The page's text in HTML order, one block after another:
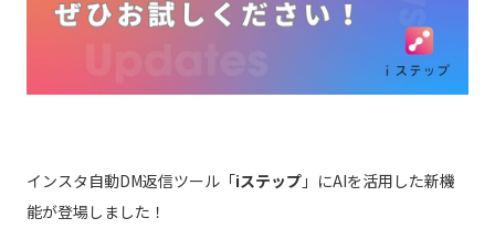
インスタ自動DM返信ツール「iステップ 」にAIを活用した新機
能が登場しました！